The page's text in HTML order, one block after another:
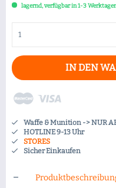
lagernd, verfügbar in 1-3
IN DEN
Waffe & Munition -> NUR
HOTLINE 9-13 Uhr
STORES
Sicher Einkaufen